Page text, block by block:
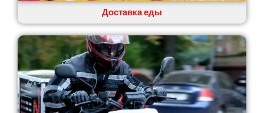
Николаев
Никополь
Новоалександровка
Новомосковск
Новоселки
Нововолынск
Обухов
Обуховка
Доставка еды